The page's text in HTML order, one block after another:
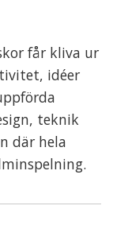
får kliva ur
idéer
teknik
där hela